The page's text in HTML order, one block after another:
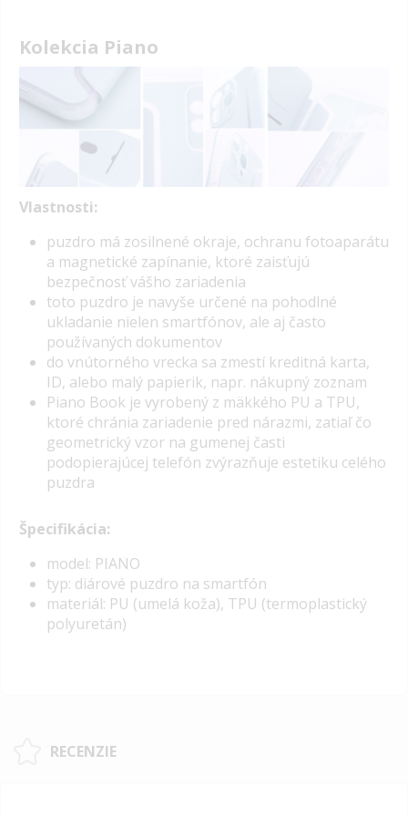
Kolekcia Piano
Vlastnosti:
puzdro má zosilnené okraje, ochranu fotoaparátu
a magnetické zapínanie, ktoré zaisťujú
bezpečnosť vášho zariadenia
toto puzdro je navyše určené na pohodlné
ukladanie nielen smartfónov, ale aj často
používaných dokumentov
do vnútorného vrecka sa zmestí kreditná karta,
ID, alebo malý papierik, napr. nákupný zoznam
Piano Book je vyrobený z mäkkého PU a TPU,
ktoré chránia zariadenie pred nárazmi, zatiaľ čo
geometrický vzor na gumenej časti
podopierajúcej telefón zvýrazňuje estetiku celého
puzdra
Špecifikácia:
model: PIANO
typ: diárové puzdro na smartfón
materiál: PU (umelá koža), TPU (termoplastický
polyuretán)
RECENZIE